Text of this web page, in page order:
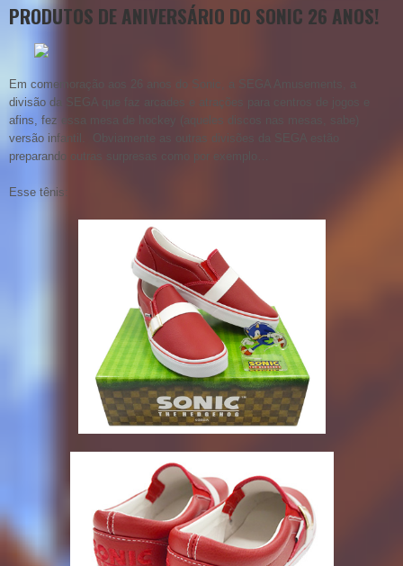
PRODUTOS DE ANIVERSÁRIO DO SONIC 26 ANOS!
Em comemoração aos 26 anos do Sonic, a SEGA Amusements, a
divisão da SEGA que faz arcades e atrações para centros de jogos e
afins, fez essa mesa de hockey (aqueles discos nas mesas, sabe)
versão infantil. Obviamente as outras divisões da SEGA estão
preparando outras surpresas como por exemplo…
Esse tênis: